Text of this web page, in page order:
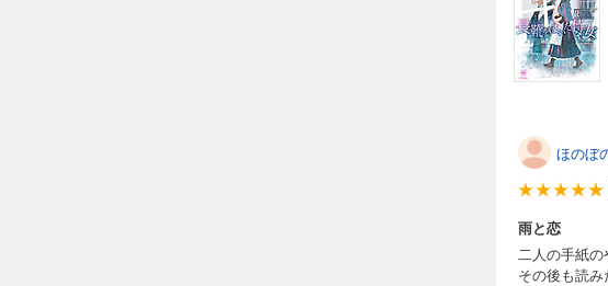
ほのぼ
雨と恋
二人の手紙
その後も読み